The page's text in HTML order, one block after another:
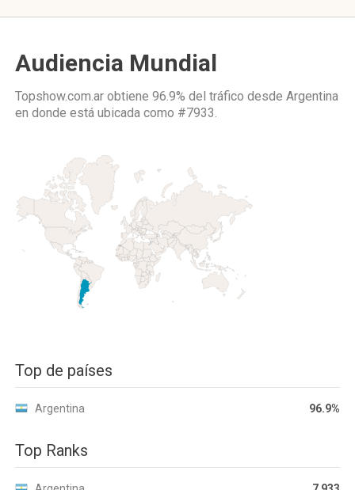
Audiencia Mundial
Topshow.com.ar obtiene 96.9% del tráfico desde Argentina
en donde está ubicada como #7933.
Top de países
Argentina 96.9%
Top Ranks